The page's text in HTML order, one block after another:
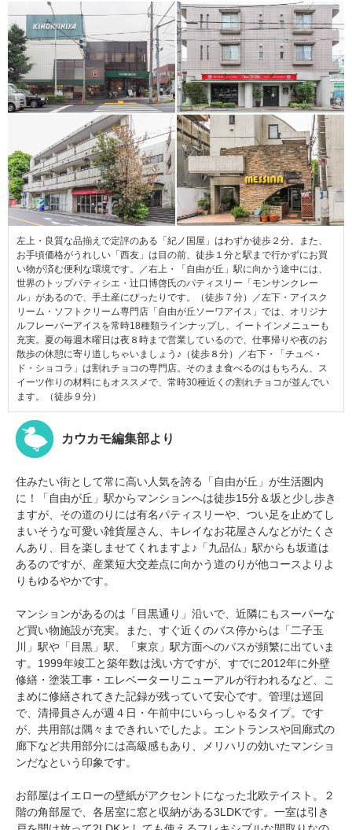
左上・良質な品揃えで定評のある「紀ノ国屋」はわずか徒歩２分。また、
お手頃価格がうれしい「西友」は目の前、徒歩１分と駅まで行かずにお買
い物が済む便利な環境です。／右上・「自由が丘」駅に向かう途中には、
世界のトップパティシエ・辻口博啓氏のパティスリー「モンサンクレー
ル」があるので、手土産にぴったりです。（徒歩７分）／左下・アイスク
リーム・ソフトクリーム専門店「自由が丘ソーワアイス」では、オリジナ
ルフレーバーアイスを常時18種類ラインナップし、イートインメニューも
充実。夏の毎週木曜日は夜８時まで営業しているので、仕事帰りや夜のお
散歩の休憩に寄り道しちゃいましょう♪（徒歩８分）／右下・「チュベ・
ド・ショコラ」は割れチョコの専門店。そのまま食べるのはもちろん、ス
イーツ作りの材料にもオススメで、常時30種近くの割れチョコが並んでい
ます。（徒歩９分）
カウカモ編集部より
住みたい街として常に高い人気を誇る「自由が丘」が生活圏内
に！「自由が丘」駅からマンションへは徒歩15分＆坂と少し歩き
ますが、その道のりには有名パティスリーや、つい足を止めてし
まいそうな可愛い雑貨屋さん、キレイなお花屋さんなどがたくさ
んあり、目を楽しませてくれますよ♪「九品仏」駅からも坂道は
あるのですが、産業短大交差点に向かう道のりが他コースよりよ
りもゆるやかです。
マンションがあるのは「目黒通り」沿いで、近隣にもスーパーな
ど買い物施設が充実。また、すぐ近くのバス停からは「二子玉
川」駅や「目黒」駅、「東京」駅方面へのバスが頻繁に出ていま
す。1999年竣工と築年数は浅い方ですが、すでに2012年に外壁
修繕・塗装工事・エレベーターリニューアルが行われるなど、こ
まめに修繕されてきた記録が残っていて安心です。管理は巡回
で、清掃員さんが週４日・午前中にいらっしゃるタイプ。です
が、共用部は隅々まできれいでしたよ。エントランスや回廊式の
廊下など共用部分には高級感もあり、メリハリの効いたマンショ
ンだなという印象です。
お部屋はイエローの壁紙がアクセントになった北欧テイスト。２
階の角部屋で、各居室に窓と収納がある3LDKです。一室は引き